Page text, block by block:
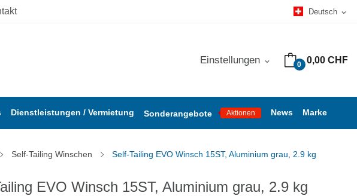
Deutsch expand_more
0 0,00 CHF
Einstellungen expand_more
Dienstleistungen / Vermietung Sonderangebote Aktionen News Marke
Self-Tailing Winschen Self-Tailing EVO Winsch 15ST, Aluminium grau, 2.9 kg
EVO Winsch 15ST, Aluminium grau, 2.9 kg